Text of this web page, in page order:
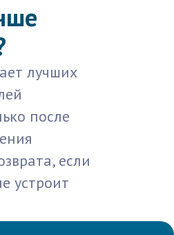
лучших
после
если
устроит